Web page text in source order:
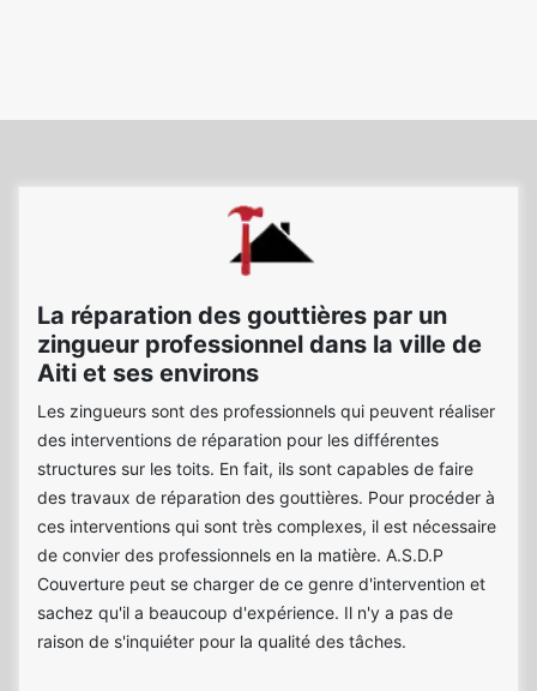
La réparation des gouttières par un
zingueur professionnel dans la ville de
Aiti et ses environs
Les zingueurs sont des professionnels qui peuvent réaliser
des interventions de réparation pour les différentes
structures sur les toits. En fait, ils sont capables de faire
des travaux de réparation des gouttières. Pour procéder à
ces interventions qui sont très complexes, il est nécessaire
de convier des professionnels en la matière. A.S.D.P
Couverture peut se charger de ce genre d'intervention et
sachez qu'il a beaucoup d'expérience. Il n'y a pas de
raison de s'inquiéter pour la qualité des tâches.